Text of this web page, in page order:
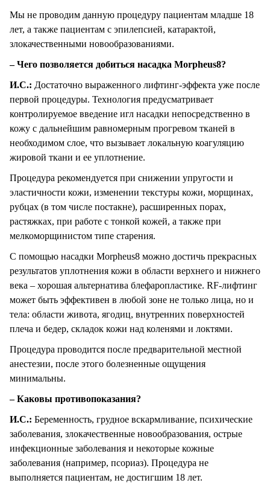
Мы не проводим данную процедуру пациентам младше 18
лет, а также пациентам с эпилепсией, катарактой,
злокачественными новообразованиями.
– Чего позволяется добиться насадка Morpheus8?
И.С.: Достаточно выраженного лифтинг-эффекта уже после
первой процедуры. Технология предусматривает
контролируемое введение игл насадки непосредственно в
кожу с дальнейшим равномерным прогревом тканей в
необходимом слое, что вызывает локальную коагуляцию
жировой ткани и ее уплотнение.
Процедура рекомендуется при снижении упругости и
эластичности кожи, изменении текстуры кожи, морщинах,
рубцах (в том числе постакне), расширенных порах,
растяжках, при работе с тонкой кожей, а также при
мелкоморщинистом типе старения.
С помощью насадки Morpheus8 можно достичь прекрасных
результатов уплотнения кожи в области верхнего и нижнего
века – хорошая альтернатива блефаропластике. RF-лифтинг
может быть эффективен в любой зоне не только лица, но и
тела: области живота, ягодиц, внутренних поверхностей
плеча и бедер, складок кожи над коленями и локтями.
Процедура проводится после предварительной местной
анестезии, после этого болезненные ощущения
минимальны.
– Каковы противопоказания?
И.С.: Беременность, грудное вскармливание, психические
заболевания, злокачественные новообразования, острые
инфекционные заболевания и некоторые кожные
заболевания (например, псориаз). Процедура не
выполняется пациентам, не достигшим 18 лет.